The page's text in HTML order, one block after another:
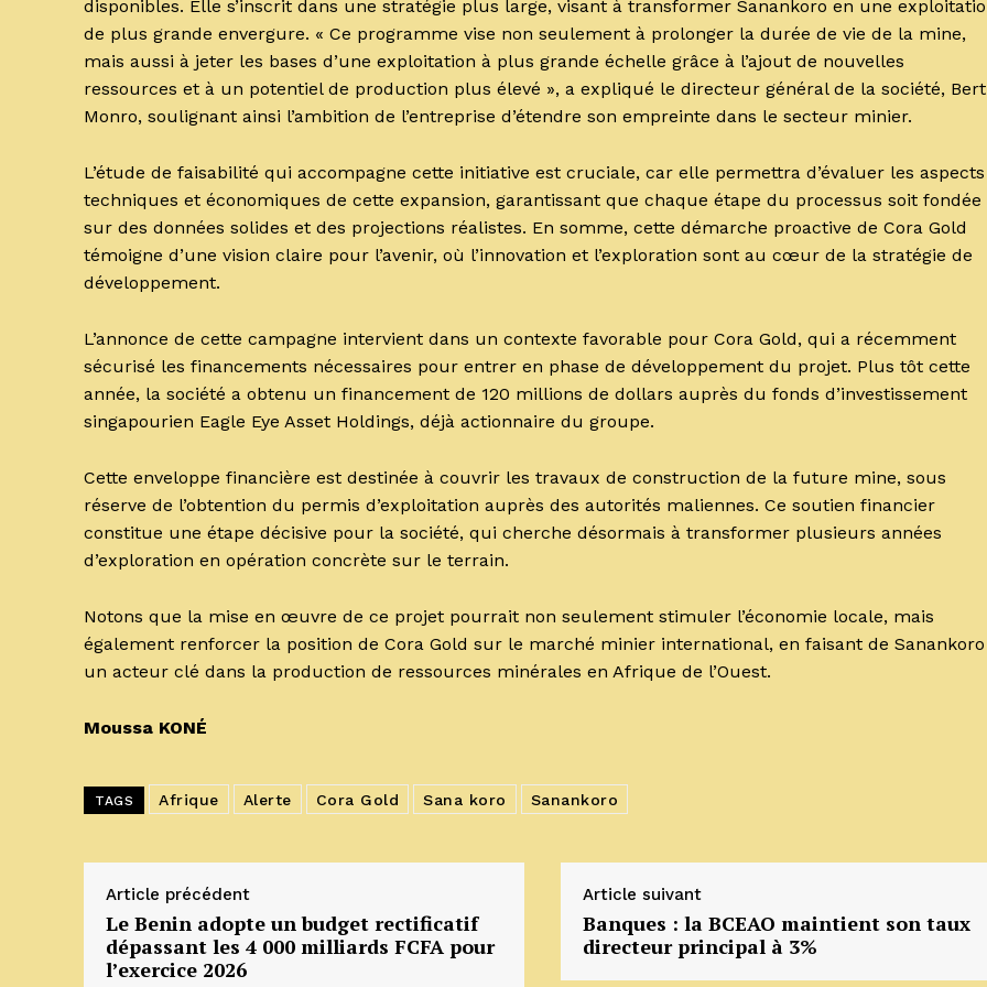
disponibles. Elle s’inscrit dans une stratégie plus large, visant à transformer Sanankoro en une
de plus grande envergure. « Ce programme vise non seulement à prolonger la durée de vie de la mine,
mais aussi à jeter les bases d’une exploitation à plus grande échelle grâce à l’ajout de nouvelles
ressources et à un potentiel de production plus élevé », a expliqué le directeur général de la société, Bert
Monro, soulignant ainsi l’ambition de l’entreprise d’étendre son empreinte dans le secteur minier.
L’étude de faisabilité qui accompagne cette initiative est cruciale, car elle permettra d’évaluer les aspects
techniques et économiques de cette expansion, garantissant que chaque étape du processus soit fondée
sur des données solides et des projections réalistes. En somme, cette démarche proactive de Cora Gold
témoigne d’une vision claire pour l’avenir, où l’innovation et l’exploration sont au cœur de la stratégie de
développement.
L’annonce de cette campagne intervient dans un contexte favorable pour Cora Gold, qui a récemment
sécurisé les financements nécessaires pour entrer en phase de développement du projet. Plus tôt cette
année, la société a obtenu un financement de 120 millions de dollars auprès du fonds d’investissement
singapourien Eagle Eye Asset Holdings, déjà actionnaire du groupe.
Cette enveloppe financière est destinée à couvrir les travaux de construction de la future mine, sous
réserve de l’obtention du permis d’exploitation auprès des autorités maliennes. Ce soutien financier
constitue une étape décisive pour la société, qui cherche désormais à transformer plusieurs années
d’exploration en opération concrète sur le terrain.
Notons que la mise en œuvre de ce projet pourrait non seulement stimuler l’économie locale, mais
également renforcer la position de Cora Gold sur le marché minier international, en faisant de Sanankoro
un acteur clé dans la production de ressources minérales en Afrique de l’Ouest.
Moussa KONÉ
TAGS Afrique Alerte Cora Gold Sana koro Sanankoro
Article précédent
Le Benin adopte un budget rectificatif
dépassant les 4 000 milliards FCFA pour
l’exercice 2026
Article suivant
Banques : la BCEAO maintient son taux
directeur principal à 3%